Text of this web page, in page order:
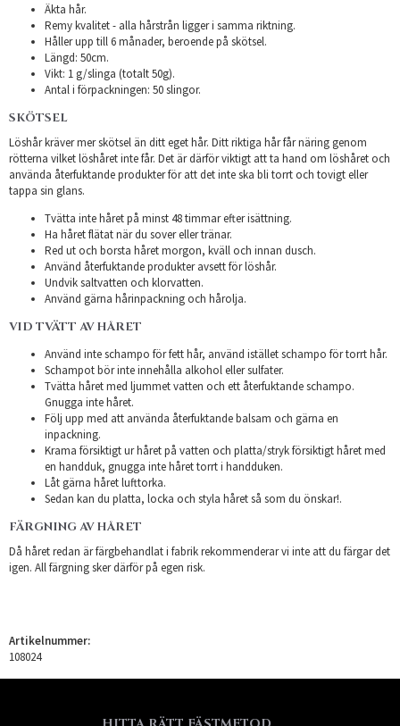
Äkta hår.
Remy kvalitet - alla hårstrån ligger i samma riktning.
Håller upp till 6 månader, beroende på skötsel.
Längd: 50cm.
Vikt: 1 g/slinga (totalt 50g).
Antal i förpackningen: 50 slingor.
SKÖTSEL
Löshår kräver mer skötsel än ditt eget hår. Ditt riktiga hår får näring genom
rötterna vilket löshåret inte får. Det är därför viktigt att ta hand om löshåret och
använda återfuktande produkter för att det inte ska bli torrt och tovigt eller
tappa sin glans.
Tvätta inte håret på minst 48 timmar efter isättning.
Ha håret flätat när du sover eller tränar.
Red ut och borsta håret morgon, kväll och innan dusch.
Använd återfuktande produkter avsett för löshår.
Undvik saltvatten och klorvatten.
Använd gärna hårinpackning och hårolja.
VID TVÄTT AV HÅRET
Använd inte schampo för fett hår, använd istället schampo för torrt hår.
Schampot bör inte innehålla alkohol eller sulfater.
Tvätta håret med ljummet vatten och ett återfuktande schampo.
Gnugga inte håret.
Följ upp med att använda återfuktande balsam och gärna en
inpackning.
Krama försiktigt ur håret på vatten och platta/stryk försiktigt håret med
en handduk, gnugga inte håret torrt i handduken.
Låt gärna håret lufttorka.
Sedan kan du platta, locka och styla håret så som du önskar!.
FÄRGNING AV HÅRET
Då håret redan är färgbehandlat i fabrik rekommenderar vi inte att du färgar det
igen. All färgning sker därför på egen risk.
Artikelnummer:
108024